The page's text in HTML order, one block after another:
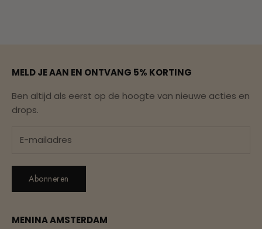
MELD JE AAN EN ONTVANG 5% KORTING
Ben altijd als eerst op de hoogte van nieuwe acties en
drops.
Abonneren
MENINA AMSTERDAM